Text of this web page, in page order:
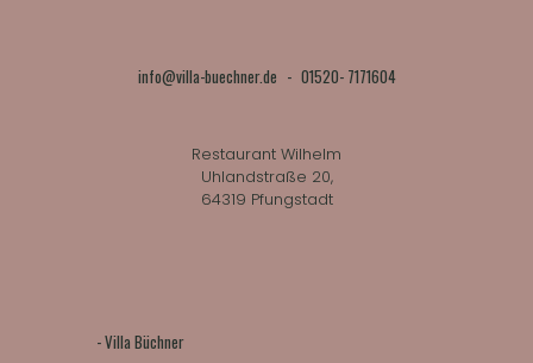
info@villa-buechner.de - 01520- 7171604
Restaurant Wilhelm
Uhlandstraße 20,
64319 Pfungstadt
-Villa Büchner